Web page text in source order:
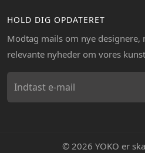
HOLD DIG OPDATERET
Modtag mails om nye designere,
relevante nyheder om vores
© 2026 YOKO er